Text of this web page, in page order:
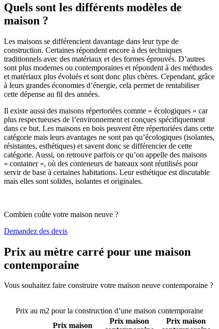
Quels sont les différents modèles de
maison ?
Les maisons se différencient davantage dans leur type de
construction. Certaines répondent encore à des techniques
traditionnels avec des matériaux et des formes éprouvés. D’autres
sont plus modernes ou contemporaines et répondent à des méthodes
et matériaux plus évolués et sont donc plus chères. Cependant, grâce
à leurs grandes économies d’énergie, cela permet de rentabiliser
cette dépense au fil des années.
Il existe aussi des maisons répertoriées comme « écologiques » car
plus respectueuses de l’environnement et conçues spécifiquement
dans ce but. Les maisons en bois peuvent être répertoriées dans cette
catégorie mais leurs avantages ne sont pas qu’écologiques (isolantes,
résistantes, esthétiques) et savent donc se différencier de cette
catégorie. Aussi, on retrouve parfois ce qu’on appelle des maisons
« container », où des conteneurs de bateaux sont réutilisés pour
servir de base à certaines habitations. Leur esthétique est discutable
mais elles sont solides, isolantes et originales.
Combien coûte votre maison neuve ?
Demandez des devis
Prix au mètre carré pour une maison
contemporaine
Vous souhaitez faire construire votre maison neuve contemporaine ?
Prix au m2 pour la construction d’une maison contemporaine
Prix maison
Prix maison
Prix maison